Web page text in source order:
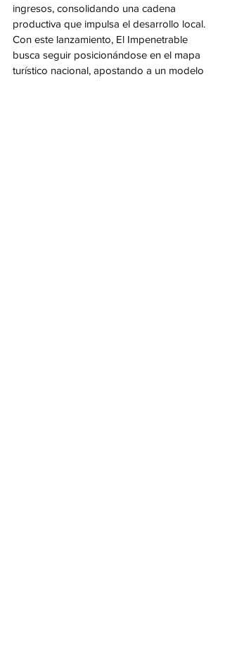
ingresos, consolidando una cadena
productiva que impulsa el desarrollo local.
Con este lanzamiento, El Impenetrable
busca seguir posicionándose en el mapa
turístico nacional, apostando a un modelo